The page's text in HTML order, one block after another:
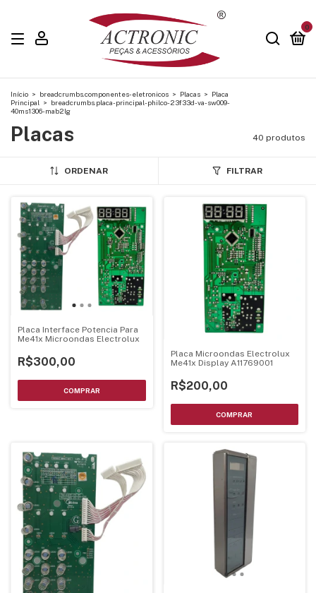
0
Início > breadcrumbs.componentes-eletronicos > Placas > Placa
Principal > breadcrumbs.placa-principal-philco-23f33d-va-sw009-
40ms1306-mab2lg
Placas 40 produtos
ORDENAR FILTRAR
Placa Interface Potencia Para
Me41x Microondas Electrolux
R$300,00
Placa Microondas Electrolux
Me41x Display A11769001
R$200,00